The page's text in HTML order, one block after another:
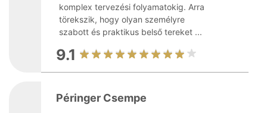
komplex tervezési folyamatokig. Arra
törekszik, hogy olyan személyre
szabott és praktikus belső tereket ...
9.1
Péringer Csempe